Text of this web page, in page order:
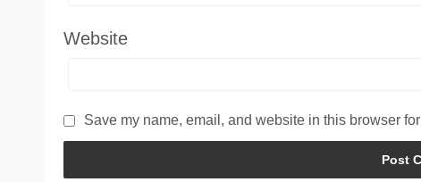
Website
Save my name, email, and website in this browser